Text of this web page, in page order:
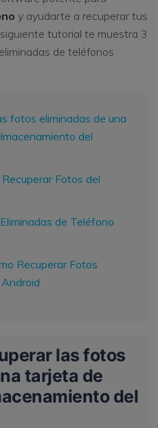
y ayudarte a recuperar tus
tutorial te muestra 3
de teléfonos
fotos eliminadas de una
del
Fotos del
de Teléfono
Recuperar Fotos
las fotos
tarjeta de
del